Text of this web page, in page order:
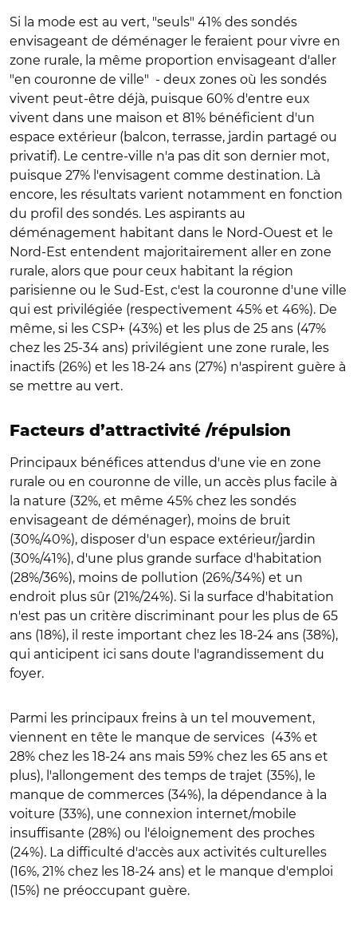
Si la mode est au vert, "seuls" 41% des sondés
envisageant de déménager le feraient pour vivre en
zone rurale, la même proportion envisageant d'aller
"en couronne de ville" - deux zones où les sondés
vivent peut-être déjà, puisque 60% d'entre eux
vivent dans une maison et 81% bénéficient d'un
espace extérieur (balcon, terrasse, jardin partagé ou
privatif). Le centre-ville n'a pas dit son dernier mot,
puisque 27% l'envisagent comme destination. Là
encore, les résultats varient notamment en fonction
du profil des sondés. Les aspirants au
déménagement habitant dans le Nord-Ouest et le
Nord-Est entendent majoritairement aller en zone
rurale, alors que pour ceux habitant la région
parisienne ou le Sud-Est, c'est la couronne d'une ville
qui est privilégiée (respectivement 45% et 46%). De
même, si les CSP+ (43%) et les plus de 25 ans (47%
chez les 25-34 ans) privilégient une zone rurale, les
inactifs (26%) et les 18-24 ans (27%) n'aspirent guère à
se mettre au vert.
Facteurs d’attractivité /répulsion
Principaux bénéfices attendus d'une vie en zone
rurale ou en couronne de ville, un accès plus facile à
la nature (32%, et même 45% chez les sondés
envisageant de déménager), moins de bruit
(30%/40%), disposer d'un espace extérieur/jardin
(30%/41%), d'une plus grande surface d'habitation
(28%/36%), moins de pollution (26%/34%) et un
endroit plus sûr (21%/24%). Si la surface d'habitation
n'est pas un critère discriminant pour les plus de 65
ans (18%), il reste important chez les 18-24 ans (38%),
qui anticipent ici sans doute l'agrandissement du
foyer.
Parmi les principaux freins à un tel mouvement,
viennent en tête le manque de services (43% et
28% chez les 18-24 ans mais 59% chez les 65 ans et
plus), l'allongement des temps de trajet (35%), le
manque de commerces (34%), la dépendance à la
voiture (33%), une connexion internet/mobile
insuffisante (28%) ou l'éloignement des proches
(24%). La difficulté d'accès aux activités culturelles
(16%, 21% chez les 18-24 ans) et le manque d'emploi
(15%) ne préoccupant guère.